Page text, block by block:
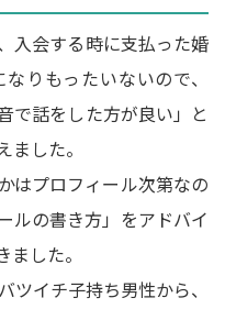
入会する時に支払った婚
りもったいないので、
で話をした方が良い」と
した。
はプロフィール次第なの
ルの書き方」をアドバイ
した。
ツイチ子持ち男性から、